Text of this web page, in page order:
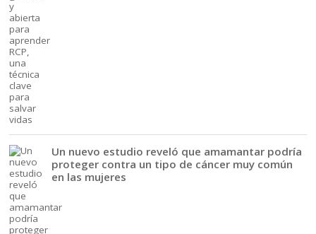
Un nuevo estudio reveló que amamantar podría
proteger contra un tipo de cáncer muy común
en las mujeres